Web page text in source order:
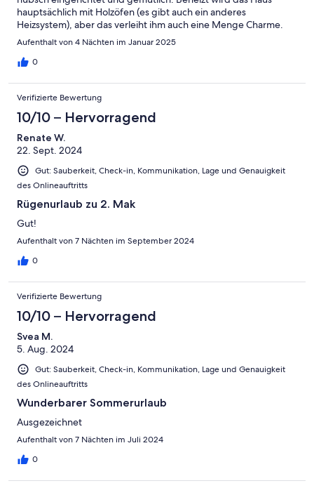
hauptsächlich mit Holzöfen (es gibt auch ein anderes
Heizsystem), aber das verleiht ihm auch eine Menge Charme.
Sehr freundliche Vermieter.
Aufenthalt von 4 Nächten im Januar 2025
0
Verifizierte Bewertung
10/10 – Hervorragend
Renate W.
22. Sept. 2024
Gut: Sauberkeit, Check-in, Kommunikation, Lage und Genauigkeit
des Onlineauftritts
Rügenurlaub zu 2. Mak
Gut!
Aufenthalt von 7 Nächten im September 2024
0
Verifizierte Bewertung
10/10 – Hervorragend
Svea M.
5. Aug. 2024
Gut: Sauberkeit, Check-in, Kommunikation, Lage und Genauigkeit
des Onlineauftritts
Wunderbarer Sommerurlaub
Ausgezeichnet
Aufenthalt von 7 Nächten im Juli 2024
0